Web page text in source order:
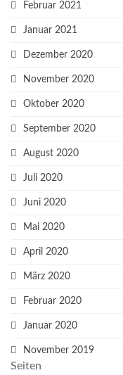
Februar 2021
Januar 2021
Dezember 2020
November 2020
Oktober 2020
September 2020
August 2020
Juli 2020
Juni 2020
Mai 2020
April 2020
März 2020
Februar 2020
Januar 2020
November 2019
Seiten